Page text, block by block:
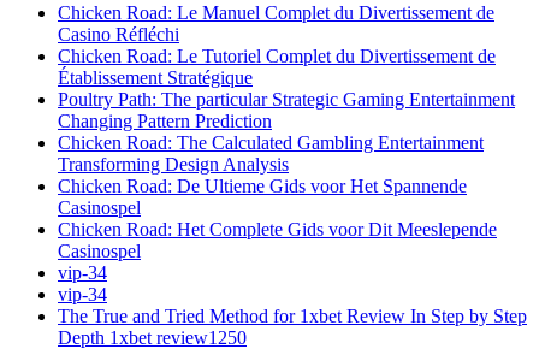
Chicken Road: Le Manuel Complet du Divertissement de
Casino Réfléchi
Chicken Road: Le Tutoriel Complet du Divertissement de
Établissement Stratégique
Poultry Path: The particular Strategic Gaming Entertainment
Changing Pattern Prediction
Chicken Road: The Calculated Gambling Entertainment
Transforming Design Analysis
Chicken Road: De Ultieme Gids voor Het Spannende
Casinospel
Chicken Road: Het Complete Gids voor Dit Meeslepende
Casinospel
vip-34
vip-34
The True and Tried Method for 1xbet Review In Step by Step
Depth 1xbet review1250